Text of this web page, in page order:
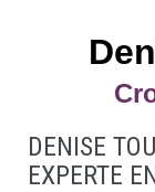
DENISE
EXPERTE